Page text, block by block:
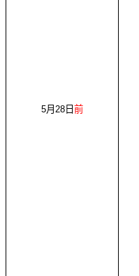
5月 28 日 前